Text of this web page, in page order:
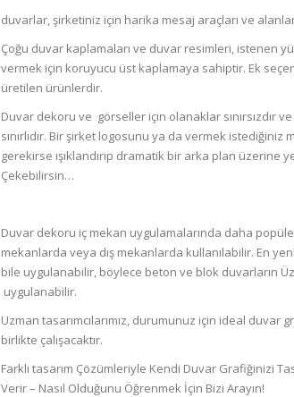
duvarlar, şirketiniz için harika mesaj araçları ve
Çoğu duvar kaplamaları ve duvar resimleri, istenen
vermek için koruyucu üst kaplamaya sahiptir. Ek
üretilen ürünlerdir.
Duvar dekoru ve görseller için olanaklar sınırsızdır
sınırlıdır. Bir şirket logosunu ya da vermek istediğiniz
gerekirse ışıklandırıp dramatik bir arka plan üzerine
Çekebilirsin…
Duvar dekoru iç mekan uygulamalarında daha
mekanlarda veya dış mekanlarda kullanılabilir. En
bile uygulanabilir, böylece beton ve blok duvarların
uygulanabilir.
Uzman tasarımcılarımız, durumunuz için ideal
birlikte çalışacaktır.
Farklı tasarım Çözümleriyle Kendi Duvar Grafiğinizi
Verir – Nasıl Olduğunu Öğrenmek İçin Bizi Arayın!